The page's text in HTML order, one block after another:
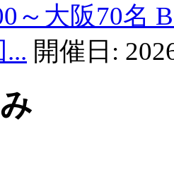
～大阪70名
開催日: